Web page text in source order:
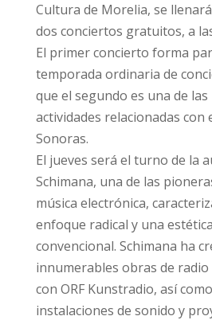
Cultura de Morelia, se
dos conciertos gratuitos, a
El primer concierto forma
temporada ordinaria de
que el segundo es una de
actividades relacionadas con
Sonoras.
El jueves será el turno de la
Schimana, una de las
música electrónica,
enfoque radical y una
convencional. Schimana ha
innumerables obras de
con ORF Kunstradio, así
instalaciones de sonido y